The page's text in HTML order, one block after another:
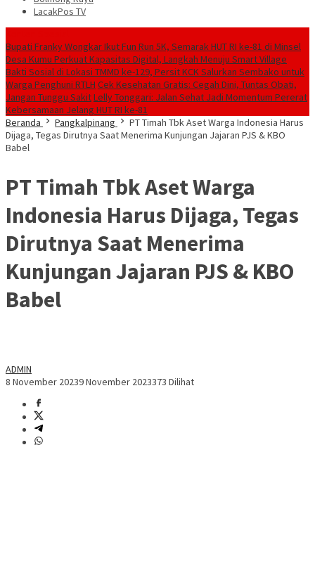
LacakPos TV
Bupati Franky Wongkar Ikut Fun Run 5K, Semarak HUT RI ke-81 di Minsel
Desa Kumu Perkuat Kapasitas Digital, Langkah Menuju Smart Village
Bakti Sosial di Lokasi TMMD ke-129, Persit KCK Salurkan Sembako untuk
Warga Penghuni RTLH Cek Kesehatan Gratis: Cegah Dini, Tuntas Obati,
Jangan Tunggu SakitLelly Tonggari: Jalan Sehat Jadi Momentum Pererat
Kebersamaan Jelang HUT RI ke-81
Beranda
Pangkalpinang
PT Timah Tbk Aset Warga Indonesia Harus
Dijaga, Tegas Dirutnya Saat Menerima Kunjungan Jajaran PJS & KBO
Babel
PT Timah Tbk Aset Warga
Indonesia Harus Dijaga, Tegas
Dirutnya Saat Menerima
Kunjungan Jajaran PJS & KBO
Babel
ADMIN
8 November 20239 November 2023373 Dilihat